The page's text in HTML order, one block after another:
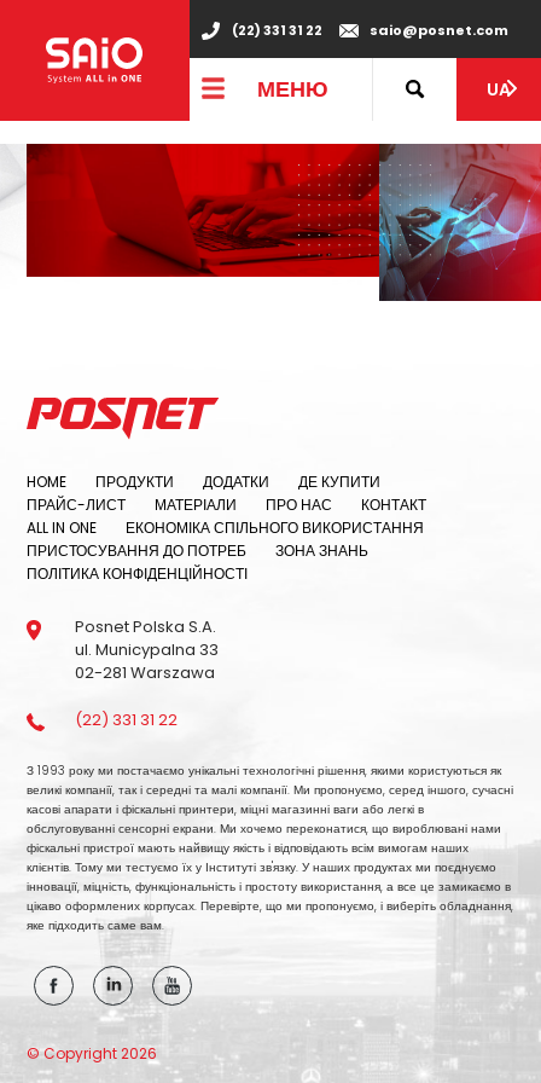
(22) 331 31 22 saio@posnet.com
МЕНЮ UA
HOME ПРОДУКТИ ДОДАТКИ
ДЕ КУПИТИ
ПРАЙС-ЛИСТ
МАТЕРІАЛИ ПРО НАС
КОНТАКТ
ALL IN ONE
ЕКОНОМІКА СПІЛЬНОГО ВИКОРИСТАННЯ
ПРИСТОСУВАННЯ ДО ПОТРЕБ
ЗОНА ЗНАНЬ
ПОЛІТИКА КОНФІДЕНЦІЙНОСТІ
Posnet Polska S.A.
ul. Municypalna 33
02-281 Warszawa
(22) 331 31 22
З 1993 року ми постачаємо унікальні технологічні рішення, якими користуються як
великі компанії, так і середні та малі компанії. Ми пропонуємо, серед іншого, сучасні
касові апарати і фіскальні принтери, міцні магазинні ваги або легкі в
обслуговуванні сенсорні екрани. Ми хочемо переконатися, що вироблювані нами
фіскальні пристрої мають найвищу якість і відповідають всім вимогам наших
клієнтів. Тому ми тестуємо їх у Інституті зв'язку. У наших продуктах ми поєднуємо
інновації, міцність, функціональність і простоту використання, а все це замикаємо в
цікаво оформлених корпусах. Перевірте, що ми пропонуємо, і виберіть обладнання,
яке підходить саме вам.
© Copyright 2026